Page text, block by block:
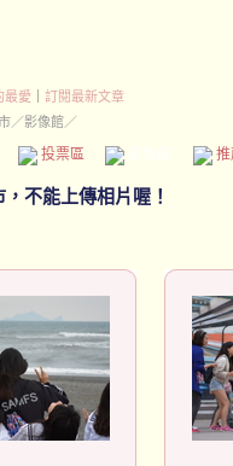
最愛
訂閱最新文章
／影像館／
投票區 影像館